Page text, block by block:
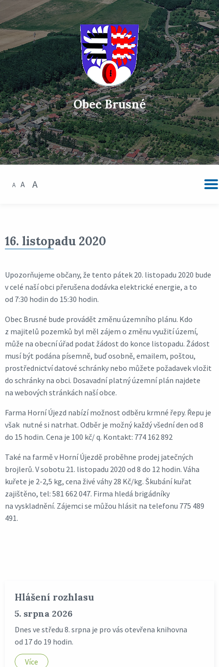
Obec Brusné
A A A
16. listopadu 2020
Upozorňujeme občany, že tento pátek 20. listopadu 2020 bude
v celé naší obci přerušena dodávka elektrické energie, a to
od 7:30 hodin do 15:30 hodin.
Obec Brusné bude provádět změnu územního plánu. Kdo
z majitelů pozemků byl měl zájem o změnu využití území,
může na obecní úřad podat žádost do konce listopadu. Žádost
musí být podána písemně, buď osobně, emailem, poštou,
prostřednictví datové schránky nebo můžete požadavek vložit
do schránky na obci. Dosavadní platný územní plán najdete
na webových stránkách naší obce.
Farma Horní Újezd nabízí možnost odběru krmné řepy. Řepu je
však nutné si natrhat. Odběr je možný každý všední den od 8
do 15 hodin. Cena je 100 kč/ q. Kontakt: 774 162 892
Také na farmě v Horní Újezdě proběhne prodej jatečných
brojlerů. V sobotu 21. listopadu 2020 od 8 do 12 hodin. Váha
kuřete je 2-2,5 kg, cena živé váhy 28 Kč/kg. Škubání kuřat
zajištěno, tel: 581 662 047. Firma hledá brigádníky
na vyskladnění. Zájemci se můžou hlásit na telefonu 775 489
491.
Hlášení rozhlasu
5. srpna 2026
Dnes ve středu 8. srpna je pro vás otevřena knihovna
od 17 do 19 hodin.
Více